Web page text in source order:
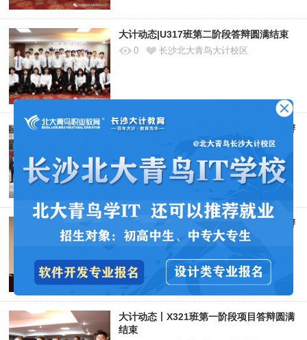
大计动态|U317班第二阶段答辩圆满结束
0 长沙北大青鸟大计校区
大计动态丨B319班第一阶段结业项目答辩
4516 长沙北大青鸟大计校区
大计动态丨B320班第一阶段结业项目答辩
圆满结束
大计动态丨X321班第一阶段项目答辩圆满
结束